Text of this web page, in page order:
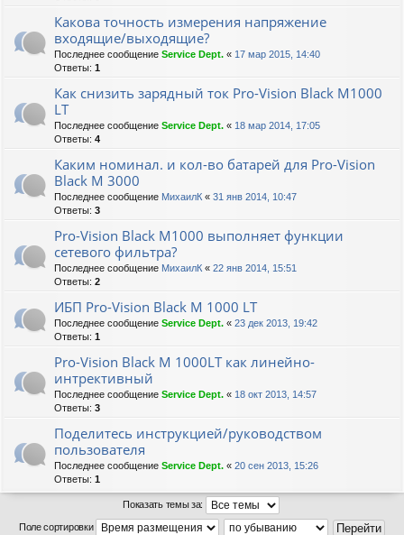
Какова точность измерения напряжение
входящие/выходящие?
Последнее сообщение Service Dept. « 17 мар 2015, 14:40
Ответы: 1
Как снизить зарядный ток Pro-Vision Black M1000
LT
Последнее сообщение Service Dept. « 18 мар 2014, 17:05
Ответы: 4
Каким номинал. и кол-во батарей для Pro-Vision
Black M 3000
Последнее сообщение МихаилК « 31 янв 2014, 10:47
Ответы: 3
Pro-Vision Black M1000 выполняет функции
сетевого фильтра?
Последнее сообщение МихаилК « 22 янв 2014, 15:51
Ответы: 2
ИБП Pro-Vision Black M 1000 LT
Последнее сообщение Service Dept. « 23 дек 2013, 19:42
Ответы: 1
Pro-Vision Black M 1000LT как линейно-
интрективный
Последнее сообщение Service Dept. « 18 окт 2013, 14:57
Ответы: 3
Поделитесь инструкцией/руководством
пользователя
Последнее сообщение Service Dept. « 20 сен 2013, 15:26
Ответы: 1
Показать темы за:
Поле сортировки